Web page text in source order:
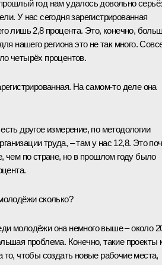
год нам удалось довольно
У нас сегодня зарегистрированная
лишь 2,8 процента. Это, конечно,
нашего региона это не так много.
четырёх процентов.
На самом‑то деле она
другое измерение, по методологии
труда, – там у нас 12,8. Это
чем по стране, но в прошлом году было
сколько?
молодёжи она немного выше – около
проблема. Конечно, такие проекты
то, чтобы создать новые рабочие места,